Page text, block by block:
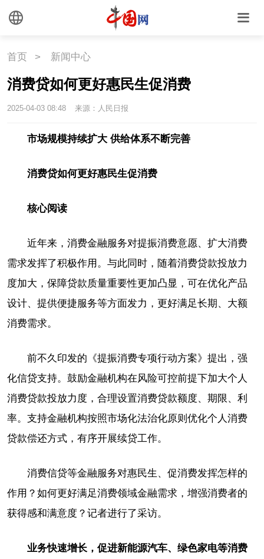
首页 > 新闻中心
消费贷如何更好惠民生促消费
2025-04-03 08:48 来源：人民日报
市场规模持续扩大 供给体系不断完善
消费贷如何更好惠民生促消费
核心阅读
近年来，消费金融服务对提振消费意愿、扩大消费
需求发挥了积极作用。与此同时，随着消费贷款投放力
度加大，保障贷款质量重要性更加凸显，可在优化产品
设计、提供便捷服务等方面发力，更好满足长期、大额
消费需求。
前不久印发的《提振消费专项行动方案》提出，强
化信贷支持。鼓励金融机构在风险可控前提下加大个人
消费贷款投放力度，合理设置消费贷款额度、期限、利
率。支持金融机构按照市场化法治化原则优化个人消费
贷款偿还方式，有序开展续贷工作。
消费信贷等金融服务对惠民生、促消费发挥怎样的
作用？如何更好满足消费领域金融需求，增强消费者的
获得感和满意度？记者进行了采访。
业务快速增长，促进新能源汽车、绿色家电等消费